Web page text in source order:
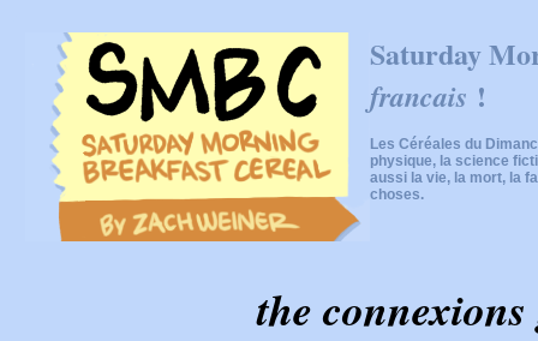
Saturday
francais !
Les Céréales du
physique, la science
aussi la vie, la mort, la
choses.
the connexions